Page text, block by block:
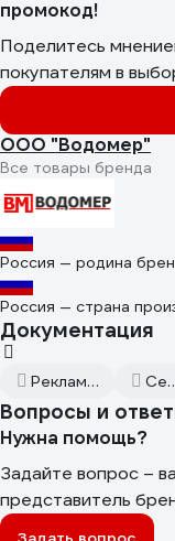
промокод!
Поделитесь
покупателям в
ООО "Водомер"
Все товары бренда
Россия — родина
Россия — страна
Документация
Рекламная листовка
Вопросы и
Нужна помощь?
Задайте вопрос –
представитель